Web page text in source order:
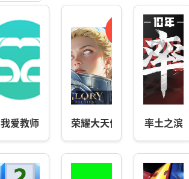
我爱教师 荣耀大天使 率土之滨